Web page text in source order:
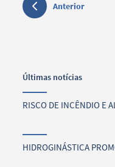
Anterior
Últimas notícias
RISCO DE INCÊNDIO E
HIDROGINÁSTICA